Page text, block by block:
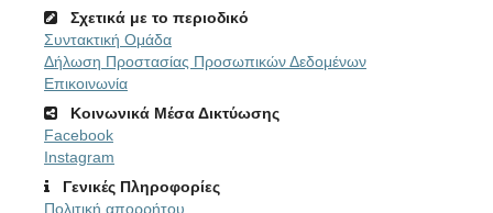
Σχετικά με το περιοδικό
Συντακτική Ομάδα
Δήλωση Προστασίας Προσωπικών Δεδομένων
Επικοινωνία
Κοινωνικά Μέσα Δικτύωσης
Facebook
Instagram
Γενικές Πληροφορίες
Πολιτική απορρήτου